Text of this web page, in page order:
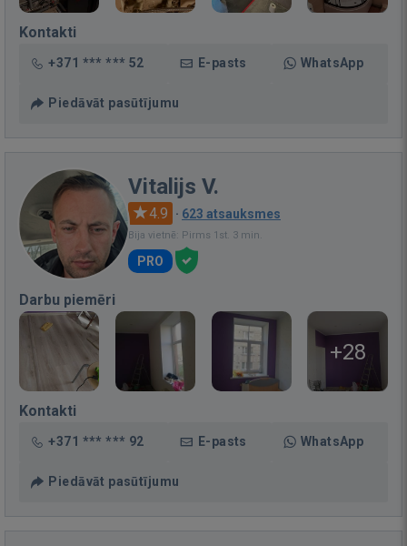
Kontakti
+371 *** *** 52 E-pasts WhatsApp
Piedāvāt pasūtījumu
Vitalijs V.
4.9 · 623 atsauksmes
Bija vietnē: Pirms 1st. 3 min.
PRO
Darbu piemēri
+28
Kontakti
+371 *** *** 92 E-pasts WhatsApp
Piedāvāt pasūtījumu